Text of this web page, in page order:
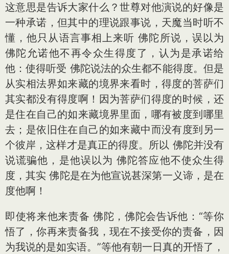
这意思是告诉大家什么？世尊对他演说的好像是
一种承诺，但其中的理说跟事说，天魔当时听不
懂，他只从语言事相上来听 佛陀所说，误以为
佛陀允诺他不再令众生得度了，认为是承诺给
他：使得听受 佛陀说法的众生都不能得度。但是
从实相法界如来藏的境界来看时，得度的菩萨们
其实都没有得度啊！因为菩萨们得度的时候，还
是住在自己的如来藏境界里面，哪有被度到哪里
去；是依旧住在自己的如来藏中而没有度到另一
个彼岸，这样才是真正的得度。所以 佛陀并没有
说谎骗他，是他误以为 佛陀答应他不使众生得
度，其实 佛陀是在为他宣说甚深第一义谛，是在
度他啊！
即使将来他来责备 佛陀，佛陀会告诉他：“等你
悟了，你再来责备我，现在不接受你的责备，因
为我说的是如实语。”等他有朝一日真的开悟了，